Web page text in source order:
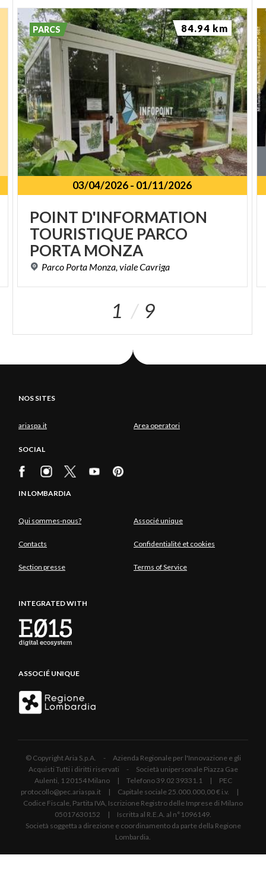
03/04/2026- 01/11/2026
POINT D'INFORMATION
TOURISTIQUE PARCO
PORTA MONZA
Parco Porta Monza, vialeCavriga
PARCS 84.94 km
1 9
NOS SITES
ariaspa.it Area operatori
SOCIAL
IN LOMBARDIA
Qui sommes-nous? Associé unique
Contacts Confidentialité et cookies
Section presse Terms of Service
INTEGRATED WITH
ASSOCIÉ UNIQUE
© Copyright Aria S.p.A. - Azienda Regionale per l'Innovazione e gli
Acquisti Tutti i diritti riservati - Società unipersonale Piazza Gae
Aulenti, 1 20154 Milano | Telefono 39.02 39331.1 | PEC
protocollo@pec.ariaspa.it | Capitale sociale 25.000.000,00 € i.v. |
Codice Fiscale, Partita IVA, Iscrizione Registro delle Imprese di Milano
05017630152 | Iscritta al R.E.A. al n°1096149.
Società soggetta a direzione e coordinamento da parte della Regione
Lombardia.